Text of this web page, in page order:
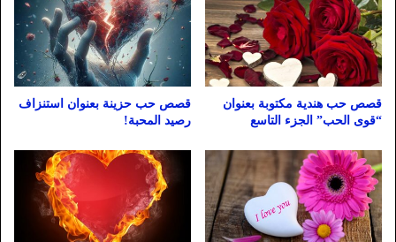
قصص حب هندية مكتوبة بعنوان
“قوى الحب” الجزء التاسع
قصص حب حزينة بعنوان استنزاف
رصيد المحبة!